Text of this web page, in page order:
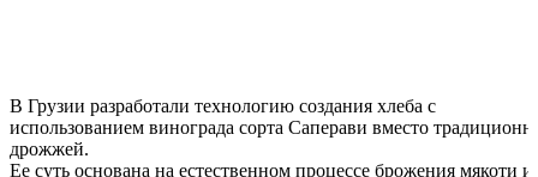
В Грузии разработали технологию создания хлеба с
использованием винограда сорта Саперави вместо
дрожжей.
Ее суть основана на естественном процессе брожения мякоти и